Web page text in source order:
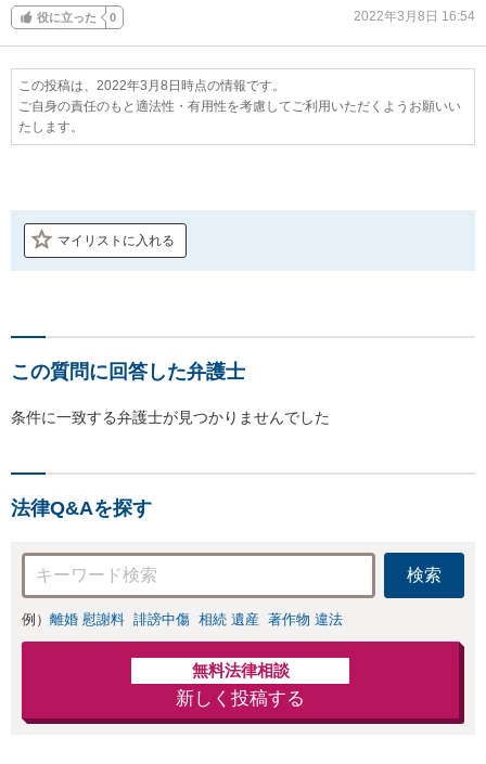
役に立った 0 2022年3月8日 16:54
この投稿は、2022年3月8日時点の情報です。
ご自身の責任のもと適法性・有用性を考慮してご利用いただくようお願いい
たします。
マイリストに入れる
この質問に回答した弁護士
条件に一致する弁護士が見つかりませんでした
法律Q&Aを探す
検索
例） 離婚 慰謝料 誹謗中傷 相続 遺産 著作物 違法
無料法律相談
新しく投稿する